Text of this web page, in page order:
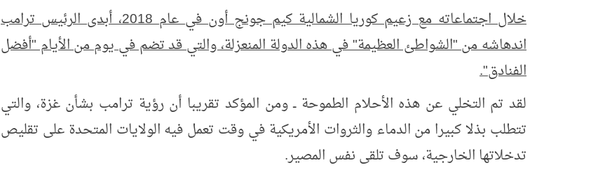
خلال اجتماعاته مع زعيم كوريا الشمالية كيم جونج أون في عام 2018، أبدى الرئيس ترامب
اندهاشه من "الشواطئ العظيمة" في هذه الدولة المنعزلة، والتي قد تضم في يوم من الأيام "أفضل
الفنادق".
لقد تم التخلي عن هذه الأحلام الطموحة ــ ومن المؤكد تقريبا أن رؤية ترامب بشأن غزة، والتي
تتطلب بذلا كبيرا من الدماء والثروات الأمريكية في وقت تعمل فيه الولايات المتحدة على تقليص
تدخلاتها الخارجية، سوف تلقى نفس المصير.